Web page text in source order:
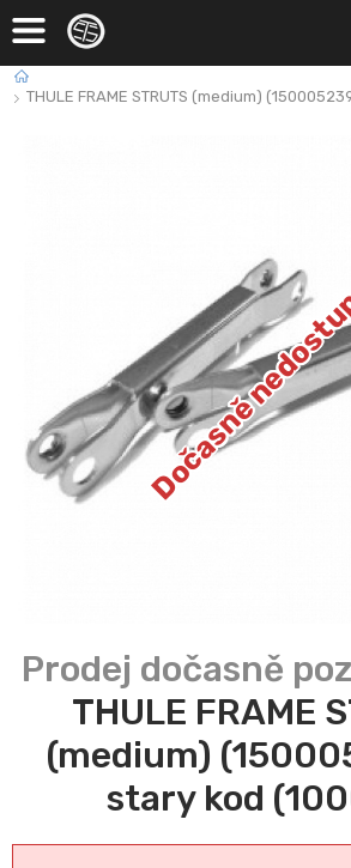
THULE FRAME STRUTS (medium)
Dočasně
THULE FRAME
(medium)
stary kod